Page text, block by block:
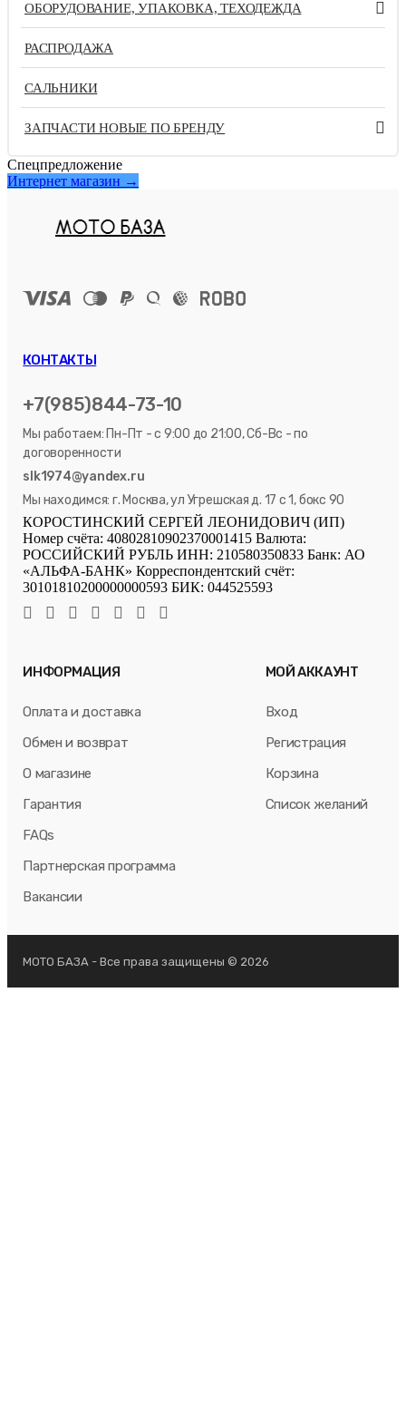
ОБОРУДОВАНИЕ, УПАКОВКА, ТЕХОДЕЖДА
РАСПРОДАЖА
САЛЬНИКИ
ЗАПЧАСТИ НОВЫЕ ПО БРЕНДУ
Спецпредложение
Интернет магазин →
КОНТАКТЫ
+7(985)844-73-10
Мы работаем: Пн-Пт - с 9:00 до 21:00, Сб-Вс - по
договоренности
slk1974@yandex.ru
Мы находимся: г. Москва, ул Угрешская д. 17 с 1, бокс 90
КОРОСТИНСКИЙ СЕРГЕЙ ЛЕОНИДОВИЧ (ИП)
Номер счёта: 40802810902370001415 Валюта:
РОССИЙСКИЙ РУБЛЬ ИНН: 210580350833 Банк: АО
«АЛЬФА-БАНК» Корреспондентский счёт:
30101810200000000593 БИК: 044525593
ИНФОРМАЦИЯ
Оплата и доставка
Обмен и возврат
О магазине
Гарантия
FAQs
Партнерская программа
Вакансии
МОЙ АККАУНТ
Вход
Регистрация
Корзина
Список желаний
МОТО БАЗА - Все права защищены © 2026